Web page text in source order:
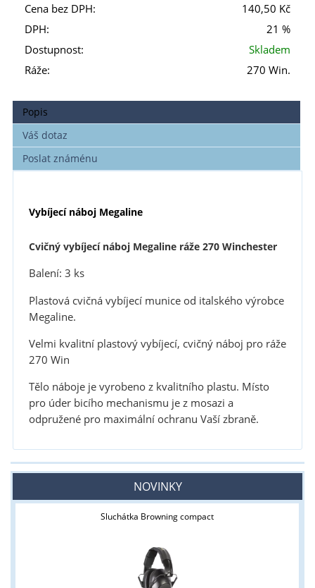
Cena bez DPH:
140,50 Kč
DPH:
21 %
Dostupnost:
Skladem
Ráže:
270 Win.
Popis
Váš dotaz
Poslat známénu
Vybíjecí náboj Megaline
Cvičný vybíjecí náboj Megaline ráže 270 Winchester
Balení: 3 ks
Plastová cvičná vybíjecí munice od italského výrobce
Megaline.
Velmi kvalitní plastový vybíjecí, cvičný náboj pro ráže
270 Win
Tělo náboje je vyrobeno z kvalitního plastu. Místo
pro úder bicího mechanismu je z mosazi a
odpružené pro maximální ochranu Vaší zbraně.
NOVINKY
Sluchátka Browning compact